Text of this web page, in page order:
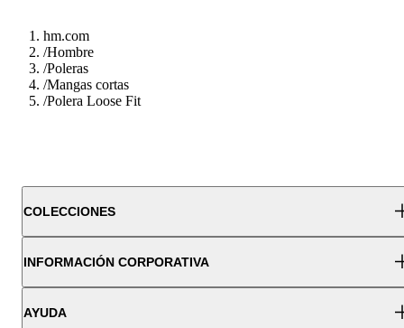
hm.com
/Hombre
/Poleras
/Mangas cortas
/Polera Loose Fit
COLECCIONES
INFORMACIÓN CORPORATIVA
AYUDA